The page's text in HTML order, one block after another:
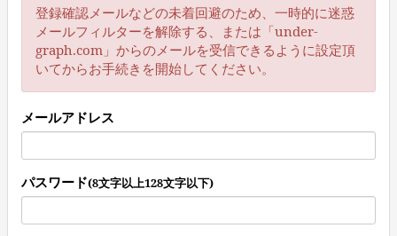
登録確認メールなどの未着回避のため、一時的に迷惑
メールフィルターを解除する、または「under-
graph.com」からのメールを受信できるように設定頂
いてからお手続きを開始してください。
メールアドレス
パスワード(8文字以上128文字以下)